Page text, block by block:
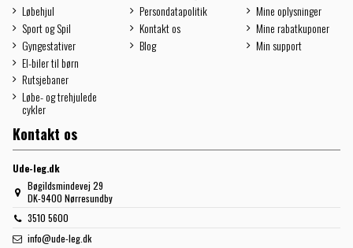
Løbehjul
Sport og Spil
Gyngestativer
El-biler til børn
Rutsjebaner
Løbe- og trehjulede
cykler
Persondatapolitik
Kontakt os
Blog
Mine oplysninger
Mine rabatkuponer
Min support
Kontakt os
Ude-leg.dk
Bøgildsmindevej 29
DK-9400 Nørresundby
3510 5600
info@ude-leg.dk